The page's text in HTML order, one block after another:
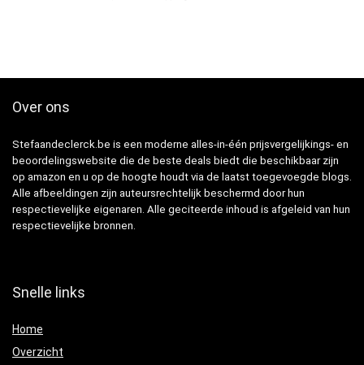
Over ons
Stefaandeclerck.be is een moderne alles-in-één prijsvergelijkings- en
beoordelingswebsite die de beste deals biedt die beschikbaar zijn
op amazon en u op de hoogte houdt via de laatst toegevoegde blogs.
Alle afbeeldingen zijn auteursrechtelijk beschermd door hun
respectievelijke eigenaren. Alle geciteerde inhoud is afgeleid van hun
respectievelijke bronnen.
Snelle links
Home
Overzicht